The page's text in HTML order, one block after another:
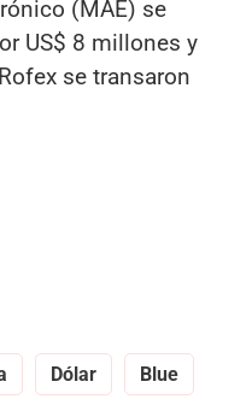
(MAE) se
US$ 8 millones y
se transaron
Dólar Blue